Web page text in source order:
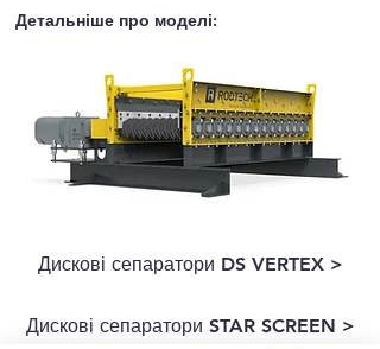
Детальніше про моделі:
Дискові сепаратори DS VERTEX >
Дискові сепаратори STAR SCREEN >